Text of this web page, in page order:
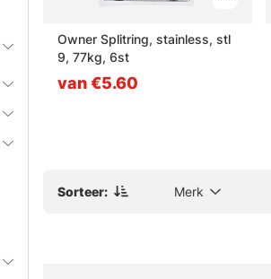
Owner Splitring, stainless, stl
9, 77kg, 6st
van €5.60
Sorteer: Merk